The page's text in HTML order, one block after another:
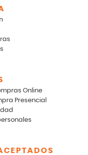
Online
Presencial